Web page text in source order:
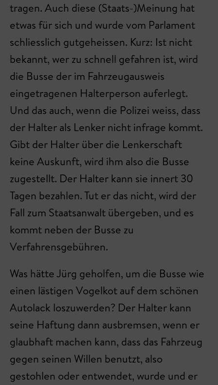
tragen. Auch diese (Staats-)Meinung hat
etwas für sich und wurde vom Parlament
schliesslich gutgeheissen. Kurz: Ist nicht
bekannt, wer zu schnell gefahren ist, wird
die Busse der im Fahrzeugausweis
eingetragenen Halterperson auferlegt.
Und das auch, wenn die Polizei weiss, dass
der Halter als Lenker nicht infrage kommt.
Gibt der Halter über die Lenkerschaft
keine Auskunft, wird ihm also die Busse
zugestellt. Der Halter kann sie innert 30
Tagen bezahlen. Tut er das nicht, wird der
Fall zum Staatsanwalt übergeben, und es
kommt neben der Busse zu
Verfahrensgebühren.
Was hätte Jürg geholfen, um die Busse wie
einen lästigen Vogelkot auf dem schönen
Autolack loszuwerden? Der Halter kann
seine Haftung dann ausbremsen, wenn er
glaubhaft machen kann, dass das Fahrzeug
gegen seinen Willen benutzt, also
gestohlen oder entwendet, wurde und er